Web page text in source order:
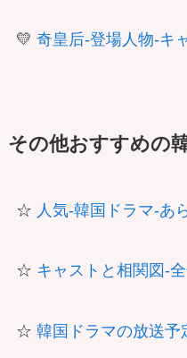
💛 奇皇后-登場人物-キ
その他おすすめの
☆ 人気-韓国ドラマ-あ
☆ キャストと相関図-
☆ 韓国ドラマの放送予